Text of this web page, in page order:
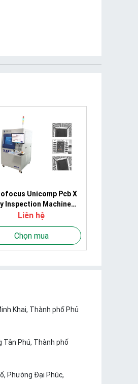
Unicomp Pcb X
Inspection Machine
Liên hệ
Chọn mua
Khai, Thành phố Phủ
Tân Phú, Thành phố
Phường Đại Phúc,